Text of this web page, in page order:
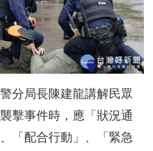
分局長陳建龍講解民眾
擊事件時，應「狀況通
「配合行動」、「緊急